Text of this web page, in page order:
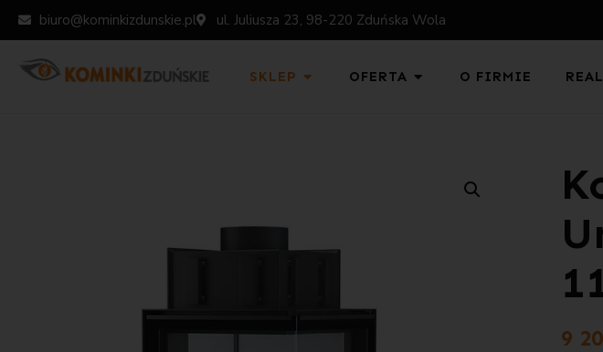
biuro@kominkizdunskie.pl ul. Juliusza 23, 98-220 Zduńska Wola
SKLEP OFERTA O FIRMIE
9